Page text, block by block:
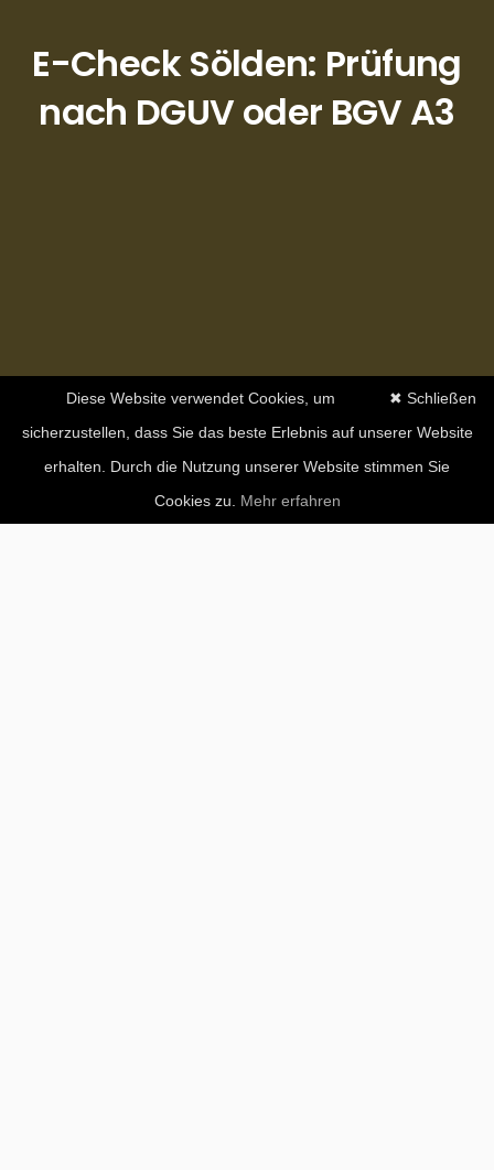
E-Check Sölden: Prüfung
nach DGUV oder BGV A3
✖ Schließen
Diese Website verwendet Cookies, um
sicherzustellen, dass Sie das beste Erlebnis auf unserer Website
erhalten. Durch die Nutzung unserer Website stimmen Sie
Cookies zu. Mehr erfahren